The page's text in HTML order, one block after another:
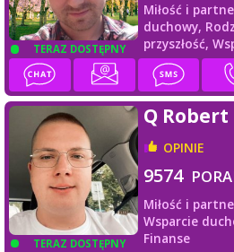
TERAZ DOSTĘPNY
Miłość i
duchowy,
przyszłość,
TERAZ DOSTĘPNY
Q Robert
OPINIE
9574
Miłość i
Wsparcie
Finanse